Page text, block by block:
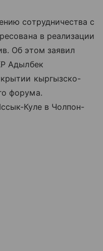
сотрудничества с
в реализации
Об этом заявил
Адылбек
кыргызско-
форума.
Куле в Чолпон-